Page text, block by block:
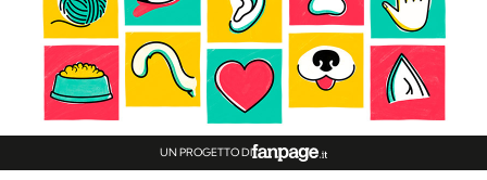
UN PROGETTO DI